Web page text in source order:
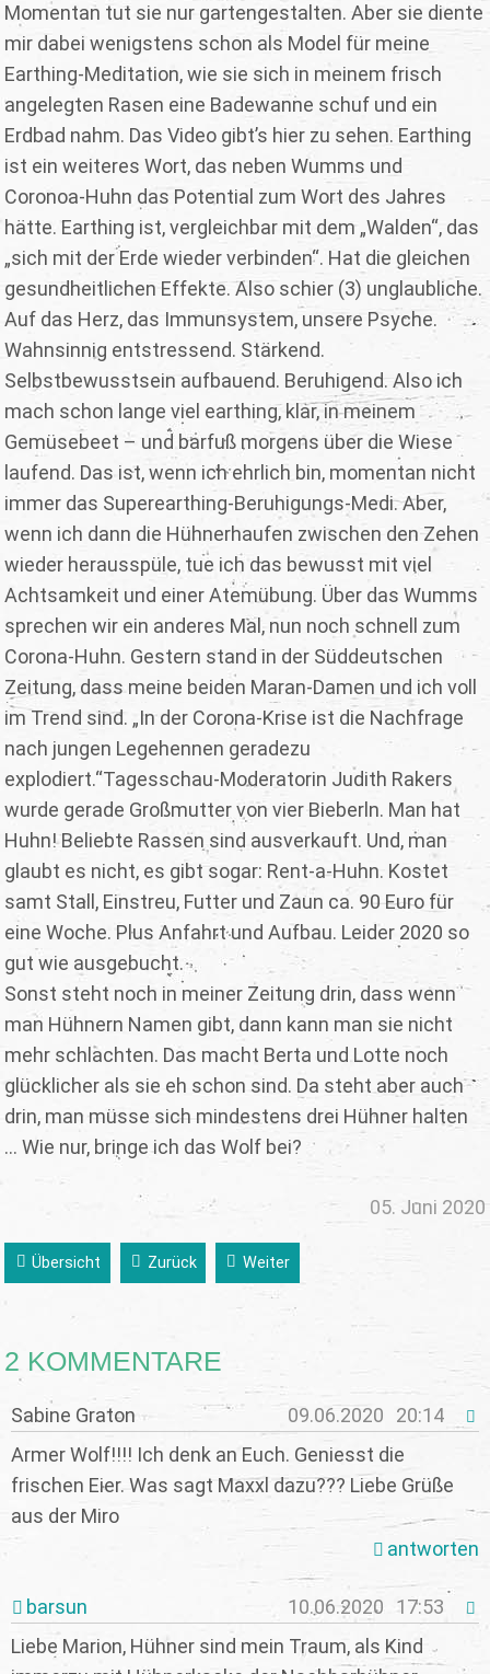
Momentan tut sie nur gartengestalten. Aber sie diente
mir dabei wenigstens schon als Model für meine
Earthing-Meditation, wie sie sich in meinem frisch
angelegten Rasen eine Badewanne schuf und ein
Erdbad nahm. Das Video gibt’s hier zu sehen. Earthing
ist ein weiteres Wort, das neben Wumms und
Coronoa-Huhn das Potential zum Wort des Jahres
hätte. Earthing ist, vergleichbar mit dem „Walden“, das
„sich mit der Erde wieder verbinden“. Hat die gleichen
gesundheitlichen Effekte. Also schier (3) unglaubliche.
Auf das Herz, das Immunsystem, unsere Psyche.
Wahnsinnig entstressend. Stärkend.
Selbstbewusstsein aufbauend. Beruhigend. Also ich
mach schon lange viel earthing, klar, in meinem
Gemüsebeet – und barfuß morgens über die Wiese
laufend. Das ist, wenn ich ehrlich bin, momentan nicht
immer das Superearthing-Beruhigungs-Medi. Aber,
wenn ich dann die Hühnerhaufen zwischen den Zehen
wieder herausspüle, tue ich das bewusst mit viel
Achtsamkeit und einer Atemübung. Über das Wumms
sprechen wir ein anderes Mal, nun noch schnell zum
Corona-Huhn. Gestern stand in der Süddeutschen
Zeitung, dass meine beiden Maran-Damen und ich voll
im Trend sind. „In der Corona-Krise ist die Nachfrage
nach jungen Legehennen geradezu
explodiert.“Tagesschau-Moderatorin Judith Rakers
wurde gerade Großmutter von vier Bieberln. Man hat
Huhn! Beliebte Rassen sind ausverkauft. Und, man
glaubt es nicht, es gibt sogar: Rent-a-Huhn. Kostet
samt Stall, Einstreu, Futter und Zaun ca. 90 Euro für
eine Woche. Plus Anfahrt und Aufbau. Leider 2020 so
gut wie ausgebucht.
Sonst steht noch in meiner Zeitung drin, dass wenn
man Hühnern Namen gibt, dann kann man sie nicht
mehr schlachten. Das macht Berta und Lotte noch
glücklicher als sie eh schon sind. Da steht aber auch
drin, man müsse sich mindestens drei Hühner halten
... Wie nur, bringe ich das Wolf bei?
05. Juni 2020
Übersicht Zurück Weiter
2 KOMMENTARE
Sabine Graton 09.06.2020
20:14
Armer Wolf!!!! Ich denk an Euch. Geniesst die
frischen Eier. Was sagt Maxxl dazu??? Liebe Grüße
aus der Miro
antworten
barsun 10.06.2020
17:53
Liebe Marion, Hühner sind mein Traum, als Kind